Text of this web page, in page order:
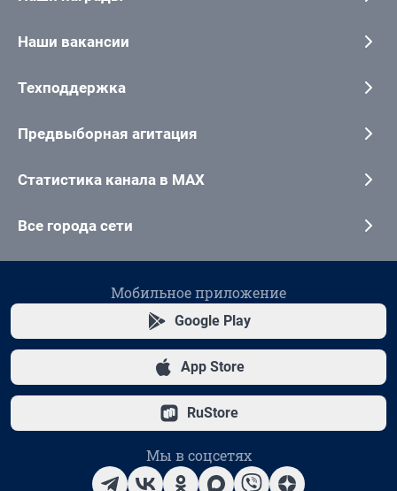
Наши вакансии
Техподдержка
Предвыборная агитация
Статистика канала в MAX
Все города сети
Мобильное приложение
Google Play
App Store
RuStore
Мы в соцсетях